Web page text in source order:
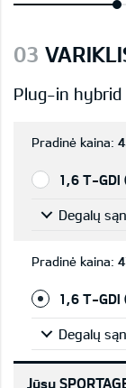
03
Plug-in hybrid
Pradinė kaina:
1,6 T-GDI
Degalų
Pradinė kaina:
1,6 T-GDI
Degalų
Jūsų